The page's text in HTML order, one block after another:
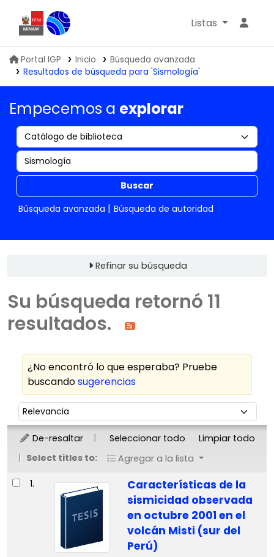
Biblioteca IGP
Listas
Portal IGP Inicio
Búsqueda avanzada
Resultados de búsqueda para 'Sismología'
Empecemos a explorar
Buscar
Búsqueda avanzada
Búsqueda de autoridad
Refinar su búsqueda
Su búsqueda retornó 11
resultados.
¿No encontró lo que esperaba? Pruebe
buscandosugerencias
Ordenar
Ordenar por:
De-resaltar Seleccionar todo
Limpiar todo
Select titles to:
Agregar a la lista
Resultados
1.
Características de la
sismicidad observada
en octubre 2001 en el
volcán Misti (sur del
Perú)